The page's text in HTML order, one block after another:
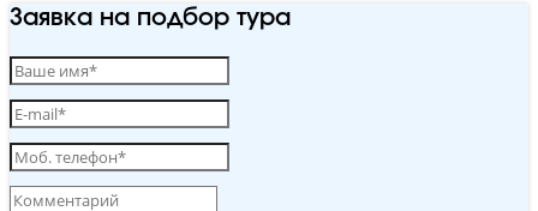
Заявка на подбор тура